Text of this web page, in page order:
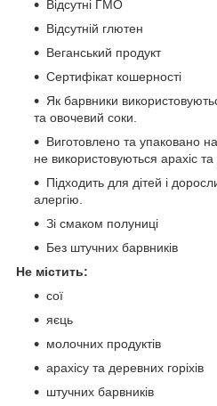
Відсутні ГМО
Відсутній глютен
Веганський продукт
Сертифікат кошерності
Як барвники
та овочевий соки.
Виготовлено та упаковано
не використовуються арахіс та
Підходить для дітей і
алергію.
Зі смаком полуниці
Без штучних барвників
Не містить:
сої
яєць
молочних продуктів
арахісу та деревних горіхів
штучних барвників